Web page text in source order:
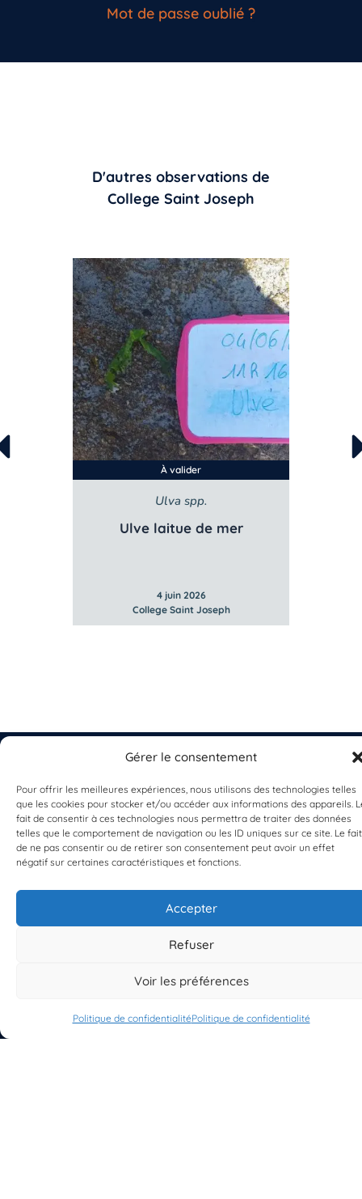
Gérer le consentement
Pour offrir les meilleures expériences, nous utilisons des technologies telles
que les cookies pour stocker et/ou accéder aux informations des appareils.
fait de consentir à ces technologies nous permettra de traiter des données
telles que le comportement de navigation ou les ID uniques sur ce site. Le fait
de ne pas consentir ou de retirer son consentement peut avoir un effet
négatif sur certaines caractéristiques et fonctions.
Accepter
Refuser
Voir les préférences
Politique de confidentialitéPolitique de confidentialité
Mot de passe oublié ?
D'autres observations de
College Saint Joseph
À valider
Ulva spp.
Ulve laitue de mer
4 juin 2026
College Saint Joseph
EST UN PROGRAMME DE
S'INSCRIRE À LA NEWSLETTER
PLANÈTE MER